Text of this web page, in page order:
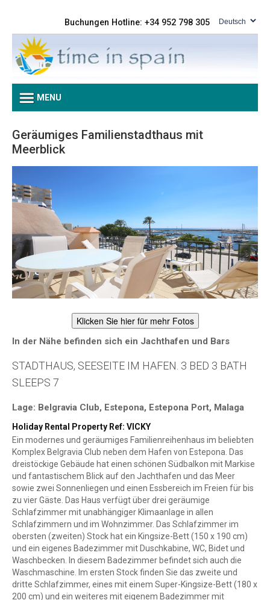
Buchungen Hotline: +34 952 798 305
MENU
Geräumiges Familienstadthaus mit
Meerblick
Klicken Sie hier für mehr Fotos
In der Nähe befinden sich ein Jachthafen und Bars
STADTHAUS, SEESEITE IM HAFEN. 3 BED 3 BATH
SLEEPS 7
Lage: Belgravia Club, Estepona, Estepona Port, Malaga
Holiday Rental Property Ref: VICKY
Ein modernes und geräumiges Familienreihenhaus im beliebten
Komplex Belgravia Club neben dem Hafen von Estepona. Das
dreistöckige Gebäude hat einen schönen Südbalkon mit Markise
und fantastischem Blick auf den Jachthafen und das Meer
sowie zwei Sonnenliegen und einen Essbereich im Freien für bis
zu vier Gäste. Das Haus verfügt über drei geräumige
Schlafzimmer mit unabhängiger Klimaanlage in allen
Schlafzimmern und im Wohnzimmer. Das Schlafzimmer im
obersten (zweiten) Stock hat ein Kingsize-Bett (150 x 190 cm)
und ein eigenes Badezimmer mit Duschkabine, WC, Bidet und
Waschbecken. In diesem Badezimmer befindet sich auch die
Waschmaschine. Im ersten Stock finden Sie das zweite und
dritte Schlafzimmer, eines mit einem Super-Kingsize-Bett (180 x
200 cm) und ein weiteres mit eigenem Badezimmer mit